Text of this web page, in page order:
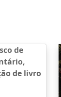
de
de livro